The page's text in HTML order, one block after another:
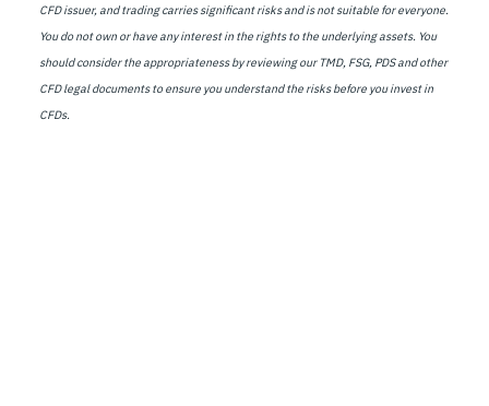
CFD issuer, and trading carries significant risks and is not suitable for everyone.
You do not own or have any interest in the rights to the underlying assets. You
should consider the appropriateness by reviewing our TMD, FSG, PDS and other
CFD legal documents to ensure you understand the risks before you invest in
CFDs.